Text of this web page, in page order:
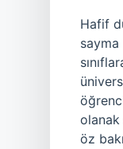
Hafif
öz